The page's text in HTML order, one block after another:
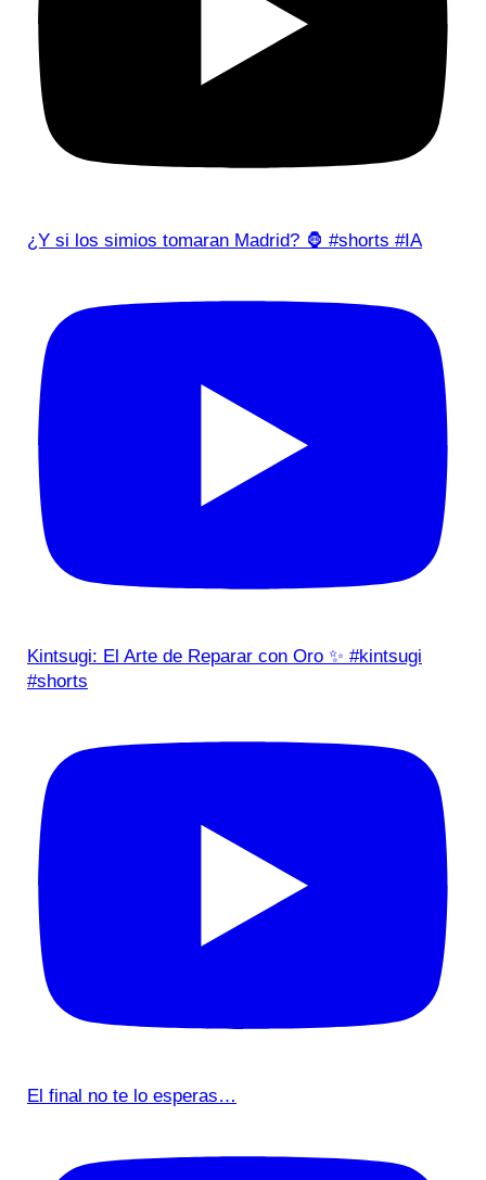
¿Y si los simios tomaran Madrid? 🦍 #shorts #IA
Kintsugi: El Arte de Reparar con Oro ✨ #kintsugi
#shorts
El final no te lo esperas…